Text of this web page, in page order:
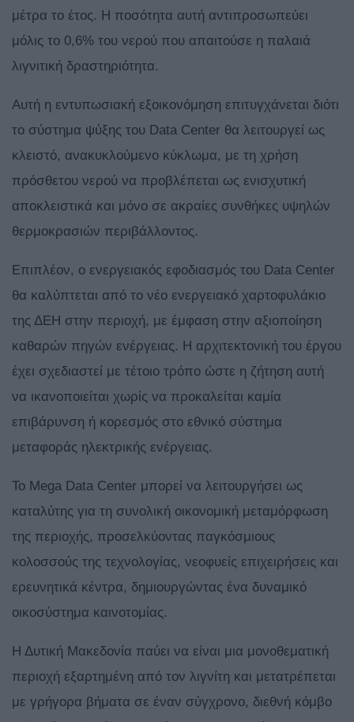
μέτρα το έτος. Η ποσότητα αυτή αντιπροσωπεύει
μόλις το 0,6% του νερού που απαιτούσε η παλαιά
λιγνιτική δραστηριότητα.
Αυτή η εντυπωσιακή εξοικονόμηση επιτυγχάνεται διότι
το σύστημα ψύξης του Data Center θα λειτουργεί ως
κλειστό, ανακυκλούμενο κύκλωμα, με τη χρήση
πρόσθετου νερού να προβλέπεται ως ενισχυτική
αποκλειστικά και μόνο σε ακραίες συνθήκες υψηλών
θερμοκρασιών περιβάλλοντος.
Επιπλέον, ο ενεργειακός εφοδιασμός του Data Center
θα καλύπτεται από το νέο ενεργειακό χαρτοφυλάκιο
της ΔΕΗ στην περιοχή, με έμφαση στην αξιοποίηση
καθαρών πηγών ενέργειας. Η αρχιτεκτονική του έργου
έχει σχεδιαστεί με τέτοιο τρόπο ώστε η ζήτηση αυτή
να ικανοποιείται χωρίς να προκαλείται καμία
επιβάρυνση ή κορεσμός στο εθνικό σύστημα
μεταφοράς ηλεκτρικής ενέργειας.
Το Mega Data Center μπορεί να λειτουργήσει ως
καταλύτης για τη συνολική οικονομική μεταμόρφωση
της περιοχής, προσελκύοντας παγκόσμιους
κολοσσούς της τεχνολογίας, νεοφυείς επιχειρήσεις και
ερευνητικά κέντρα, δημιουργώντας ένα δυναμικό
οικοσύστημα καινοτομίας.
Η Δυτική Μακεδονία παύει να είναι μια μονοθεματική
περιοχή εξαρτημένη από τον λιγνίτη και μετατρέπεται
με γρήγορα βήματα σε έναν σύγχρονο, διεθνή κόμβο